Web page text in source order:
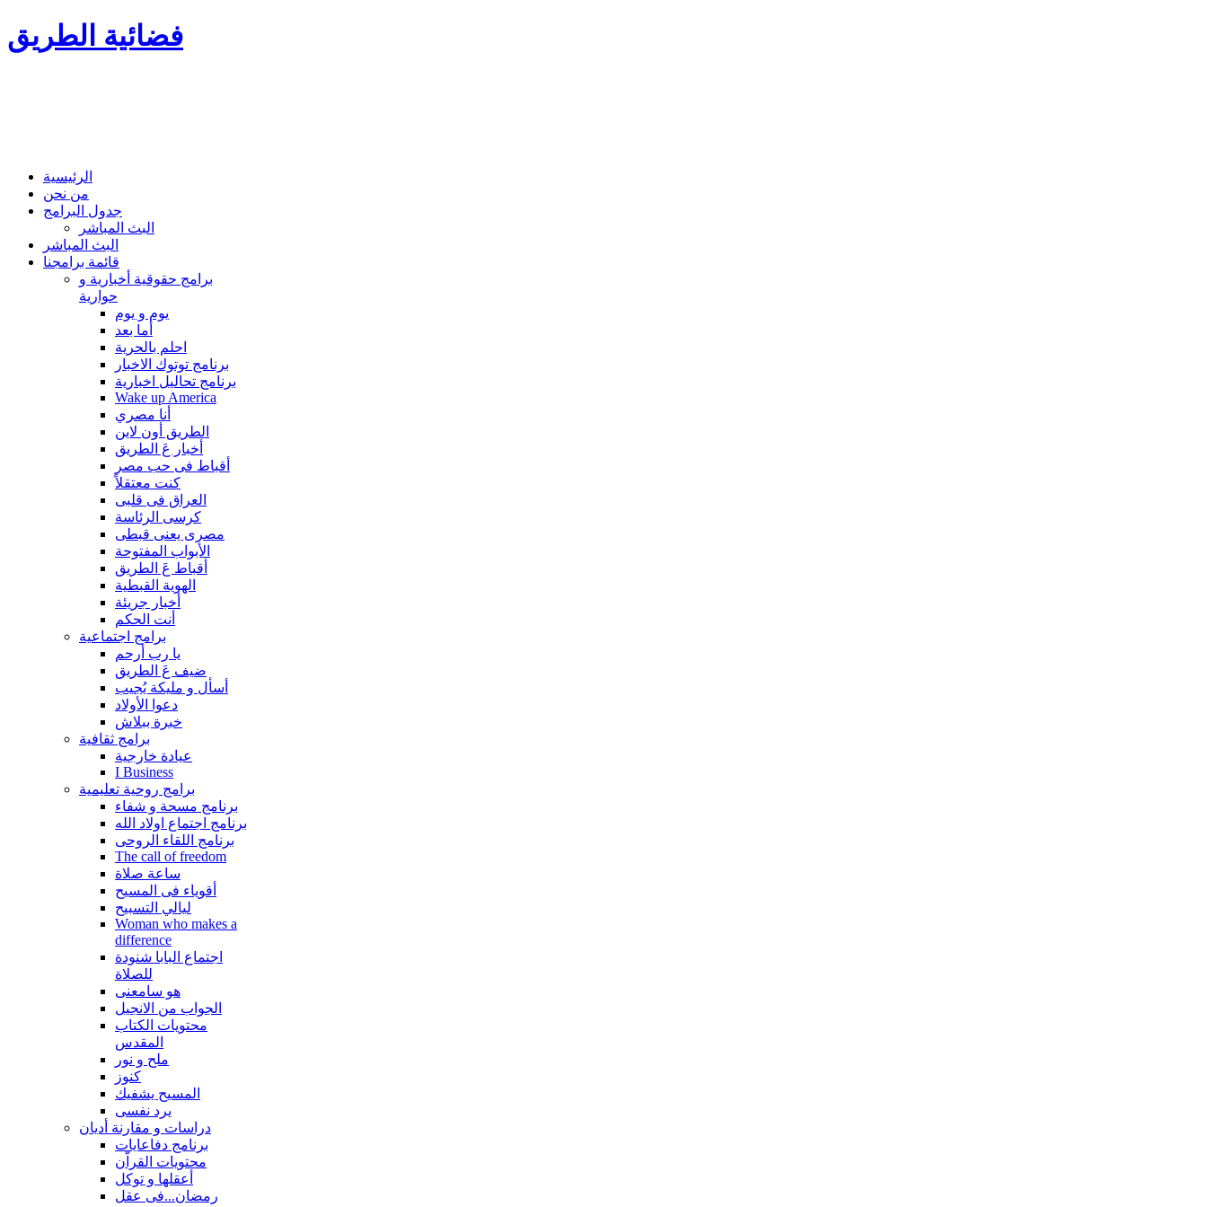
فضائية الطريق
الرئيسية
من نحن
جدول البرامج
البث المباشر
البث المباشر
قائمة برامجنا
برامج حقوقية أخبارية و
حوارية
يوم و يوم
أما بعد
احلم بالحرية
برنامج توتوك الاخبار
برنامج تحاليل اخبارية
Wake up America
أنا مصري
الطريق أون لاين
أخبار عَ الطريق
أقباط فى حب مصر
كنت معتقلاً
العراق فى قلبى
كرسى الرئاسة
مصرى يعنى قبطى
الأبواب المفتوحة
أقباط عَ الطريق
الهوية القبطية
أخبار جريئة
أنت الحكم
برامج اجتماعية
يا رب أرحم
ضيف عَ الطريق
أسأل و مليكة يُجيب
دعوا الأولاد
خبرة ببلاش
برامج ثقافية
عيادة خارجية
I Business
برامج روحية تعليمية
برنامج مسحة و شفاء
برنامج اجتماع اولاد الله
برنامج اللقاء الروحى
The call of freedom
ساعة صلاة
أقوياء فى المسيح
ليالي التسبيح
Woman who makes a
difference
اجتماع البابا شنودة
للصلاة
هو سامعنى
الجواب من الانجيل
محتويات الكتاب
المقدس
ملح و نور
كنوز
المسيح يشفيك
يرد نفسى
دراسات و مقارنة أديان
برنامج دفاعايات
محتويات القراّن
أعقلها و توكل
رمضان...فى عقل